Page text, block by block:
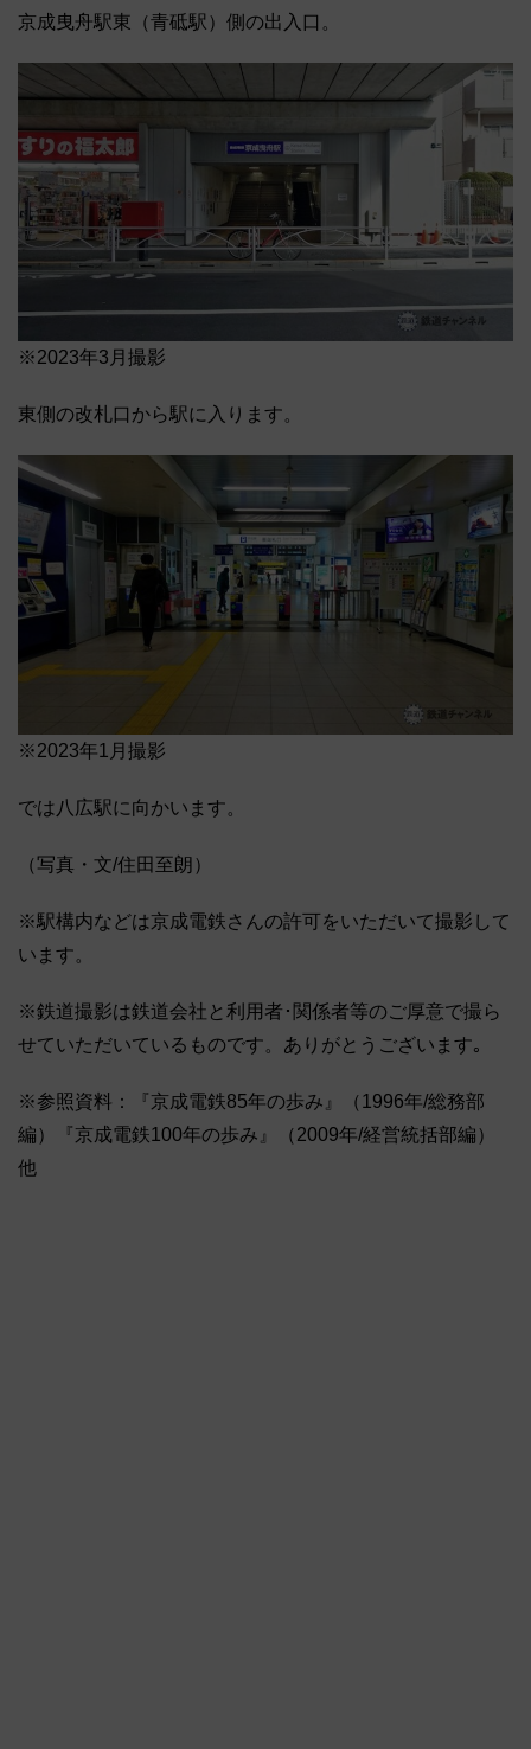
京成曳舟駅東（青砥駅）側の出入口。
※2023年3月撮影
東側の改札口から駅に入ります。
※2023年1月撮影
では八広駅に向かいます。
（写真・文/住田至朗）
※駅構内などは京成電鉄さんの許可をいただいて撮影して
います。
※鉄道撮影は鉄道会社と利用者･関係者等のご厚意で撮ら
せていただいているものです。ありがとうございます｡
※参照資料：『京成電鉄85年の歩み』（1996年/総務部
編）『京成電鉄100年の歩み』（2009年/経営統括部編）
他